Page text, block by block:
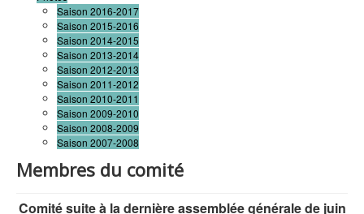
Saison 2016-2017
Saison 2015-2016
Saison 2014-2015
Saison 2013-2014
Saison 2012-2013
Saison 2011-2012
Saison 2010-2011
Saison 2009-2010
Saison 2008-2009
Saison 2007-2008
Membres du comité
Comité suite à la dernière assemblée générale de juin